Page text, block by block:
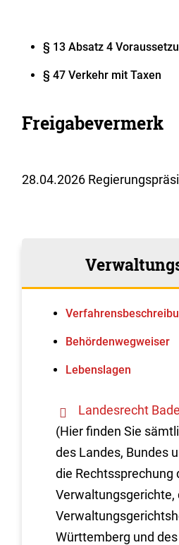
§ 13 Absatz 4
§ 47 Verkehr mit Taxen
Freigabevermerk
28.04.2026
Behördenwegweiser
Lebenslagen
Landesrecht
(Hier finden Sie
des Landes, Bundes
die Rechtssprechung
Verwaltungsgerichte,
Württemberg und des